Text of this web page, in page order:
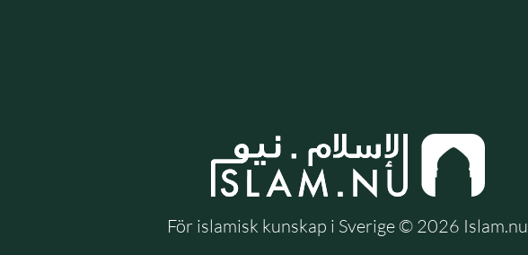
För islamisk kunskap i Sverige © 2026 Islam.nu